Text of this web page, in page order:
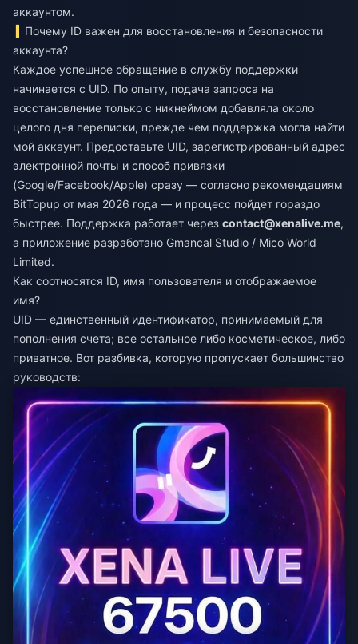
аккаунтом.
Почему ID важен для восстановления и безопасности
аккаунта?
Каждое успешное обращение в службу поддержки
начинается с UID. По опыту, подача запроса на
восстановление только с никнеймом добавляла около
целого дня переписки, прежде чем поддержка могла найти
мой аккаунт. Предоставьте UID, зарегистрированный адрес
электронной почты и способ привязки
(Google/Facebook/Apple) сразу — согласно рекомендациям
BitTopup от мая 2026 года — и процесс пойдет гораздо
быстрее. Поддержка работает через contact@xenalive.me,
а приложение разработано Gmancal Studio / Mico World
Limited.
Как соотносятся ID, имя пользователя и отображаемое
имя?
UID — единственный идентификатор, принимаемый для
пополнения счета; все остальное либо косметическое, либо
приватное. Вот разбивка, которую пропускает большинство
руководств: